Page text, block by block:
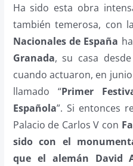
Ha sido esta obra
también temerosa, con
Nacionales de España
Granada, su casa
cuando actuaron, en
llamado “Primer
Española”. Si entonces
Palacio de Carlos V con
sido con el
que el alemán David